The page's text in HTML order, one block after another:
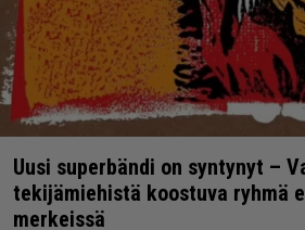
Uusi superbändi on syntynyt –
tekijämiehistä koostuva ryhmä
merkeissä